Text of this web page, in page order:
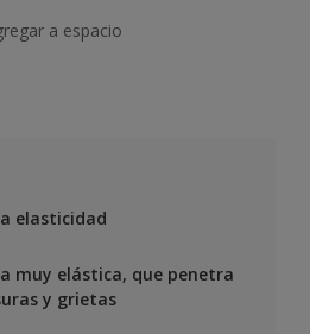
a espacio
elasticidad
muy elástica, que penetra
y grietas